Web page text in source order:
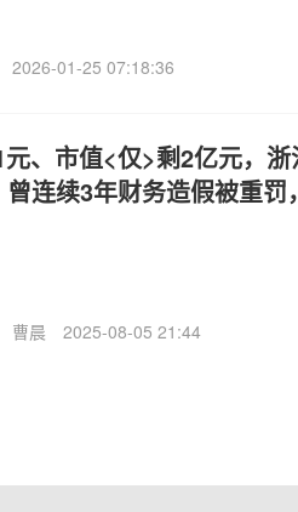
2026-01-25 07:18:36
、市值<仅>剩2亿元，
连续3年财务造假被重
曹晨 2025-08-05 21:44